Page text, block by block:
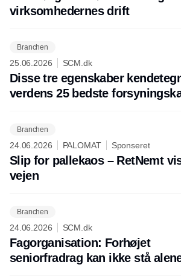
virksomhedernes drift
Branchen
25.06.2026 SCM.dk
Disse tre egenskaber
verdens 25 bedste
Branchen
24.06.2026 PALOMAT Sponseret
Slip for pallekaos – RetNemt
vejen
Branchen
24.06.2026 SCM.dk
Fagorganisation: Forhøjet
seniorfradrag kan ikke stå